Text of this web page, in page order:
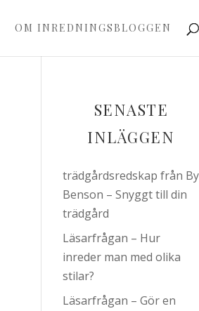
OM INREDNINGSBLOGGEN
SENASTE
INLÄGGEN
trädgårdsredskap från By
Benson – Snyggt till din
trädgård
Läsarfrågan – Hur
inreder man med olika
stilar?
Läsarfrågan – Gör en